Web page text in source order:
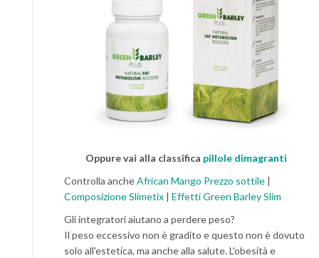
Oppure vai alla classifica pillole dimagranti
Controlla ancheAfrican Mango Prezzo sottile |
Composizione Slimetix | Effetti Green Barley Slim
Gli integratori aiutano a perdere peso?
Il peso eccessivo non è gradito e questo non è dovuto
solo all'estetica, ma anche alla salute. L'obesità e